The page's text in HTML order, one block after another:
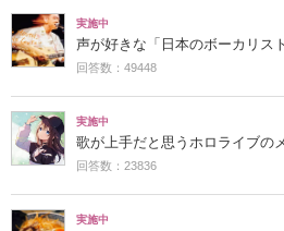
実施中
声が好きな「日本のボーカリス
回答数：49448
実施中
歌が上手だと思うホロライブの
回答数：23836
実施中